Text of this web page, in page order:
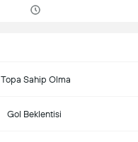
Topa Sahip Olma
Gol Beklentisi